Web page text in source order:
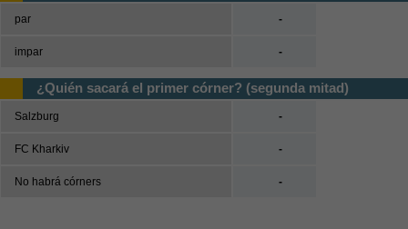
par
impar
-
-
¿Quién sacará el primer córner? (segunda mitad)
Salzburg
FC Kharkiv
No habrá córners
-
-
-